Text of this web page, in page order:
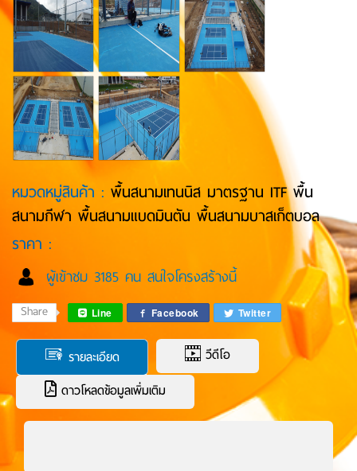
หมวดหมู่สินค้า : พื้นสนามเทนนิส มาตรฐาน ITF พื้น
สนามกีฬา พื้นสนามแบดมินตัน พื้นสนามบาสเก็ตบอล
ราคา :
ผู้เข้าชม 3185 คน สนใจโครงสร้างนี้
Share Line Facebook Twitter
รายละเอียด
วีดีโอ
ดาวโหลดข้อมูลเพิ่มเติม